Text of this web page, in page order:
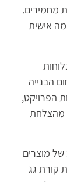
מחמירים.
אישית
הבנייה
הפרויקט,
מהצלחת
מוצרים
קורת גג